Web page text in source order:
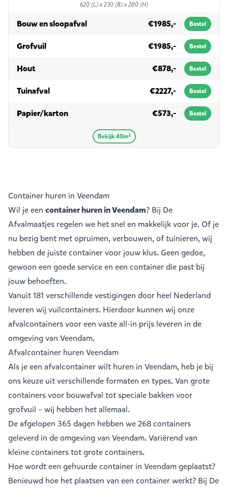
620 (L) x 230 (B) x 280 (H)
Bouw en sloopafvalin 40m³ €1985,- Bestel
Grofvuilin 40m³ €1985,- Bestel
Houtin 40m³ €878,- Bestel
Tuinafvalin 40m³ €2227,- Bestel
Papier/kartonin 40m³ €573,- Bestel
Bekijk 40m³
Container huren in Veendam
Wil je een container huren in Veendam? Bij De
Afvalmaatjes regelen we het snel en makkelijk voor je. Of je
nu bezig bent met opruimen, verbouwen, of tuinieren, wij
hebben de juiste container voor jouw klus. Geen gedoe,
gewoon een goede service en een container die past bij
jouw behoeften.
Vanuit181 verschillende vestigingen door heel Nederland
leveren wij vuilcontainers. Hierdoor kunnen wij onze
afvalcontainers voor een vaste all-in prijs leveren in de
omgeving van Veendam.
Afvalcontainer huren Veendam
Als je een afvalcontainerwilt huren in Veendam, heb je bij
ons keuze uit verschillende formaten en types. Van grote
containers voor bouwafval tot speciale bakken voor
grofvuil – wij hebben het allemaal.
De afgelopen 365 dagen hebben we 268 containers
geleverd in de omgeving van Veendam. Variërend van
kleine containerstotgrote containers.
Hoe wordt een gehuurde container in Veendam geplaatst?
Benieuwd hoe het plaatsen van een container werkt? Bij De